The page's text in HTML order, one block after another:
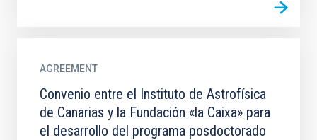
AGREEMENT
Convenio entre el Instituto de Astrofísica
de Canarias y la Fundación «la Caixa» para
el desarrollo del programa posdoctorado